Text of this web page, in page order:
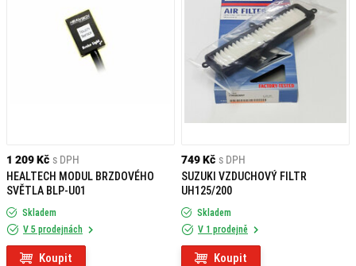
1 209 Kč s DPH
HEALTECH MODUL BRZDOVÉHO
SVĚTLA BLP-U01
Skladem
V 5 prodejnách
Koupit
749 Kč s DPH
SUZUKI VZDUCHOVÝ FILTR
UH125/200
Skladem
V 1 prodejně
Koupit